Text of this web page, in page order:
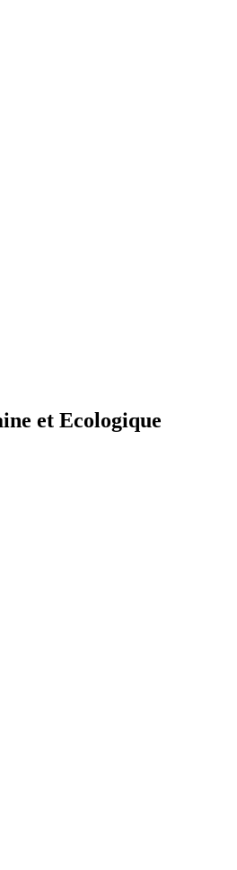
et Ecologique